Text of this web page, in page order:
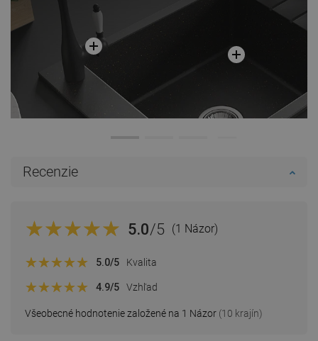
Recenzie
5.0/5 (1 Názor)
Všeobecné hodnotenie založené na 1 Názor (10 krajín)
5.0/5 Kvalita
4.9/5 Vzhľad